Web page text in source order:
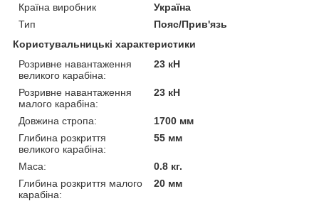
Країна виробник
Україна
Тип
Пояс/Прив'язь
Користувальницькі характеристики
Розривне навантаження
великого карабіна:
23 кН
Розривне навантаження
малого карабіна:
23 кН
Довжина стропа:
1700 мм
Глибина розкриття
великого карабіна:
55 мм
Маса:
0.8 кг.
Глибина розкриття малого
карабіна:
20 мм